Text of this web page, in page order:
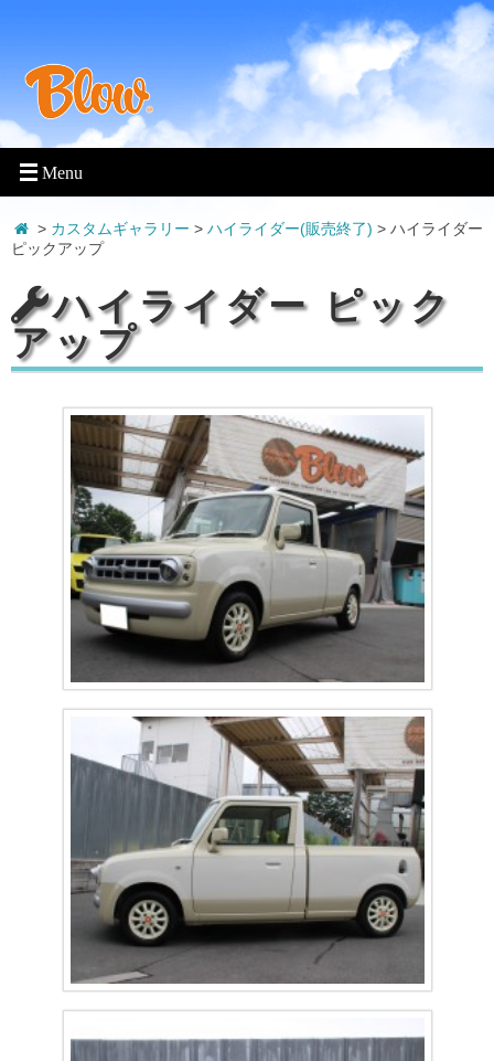
> カスタムギャラリー > ハイライダー(販売終了) > ハイライダー
ピックアップ
ハイライダー ピック
アップ